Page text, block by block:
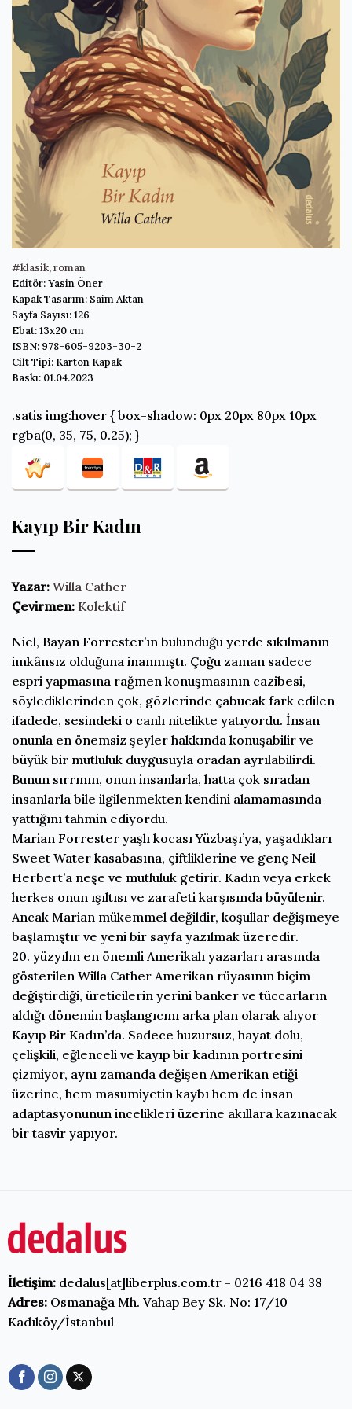
#klasik,roman
Editör: Yasin Öner
Kapak Tasarım: Saim Aktan
Sayfa Sayısı: 126
Ebat: 13x20 cm
ISBN: 978-605-9203-30-2
Cilt Tipi: Karton Kapak
Baskı: 01.04.2023
.satis img:hover { box-shadow: 0px 20px 80px 10px
rgba(0, 35, 75, 0.25); }
Kayıp Bir Kadın
Yazar: Willa Cather
Çevirmen: Kolektif
Niel, Bayan Forrester’ın bulunduğu yerde sıkılmanın
imkânsız olduğuna inanmıştı. Çoğu zaman sadece
espri yapmasına rağmen konuşmasının cazibesi,
söylediklerinden çok, gözlerinde çabucak fark edilen
ifadede, sesindeki o canlı nitelikte yatıyordu. İnsan
onunla en önemsiz şeyler hakkında konuşabilir ve
büyük bir mutluluk duygusuyla oradan ayrılabilirdi.
Bunun sırrının, onun insanlarla, hatta çok sıradan
insanlarla bile ilgilenmekten kendini alamamasında
yattığını tahmin ediyordu.
Marian Forrester yaşlı kocası Yüzbaşı’ya, yaşadıkları
Sweet Water kasabasına, çiftliklerine ve genç Neil
Herbert’a neşe ve mutluluk getirir. Kadın veya erkek
herkes onun ışıltısı ve zarafeti karşısında büyülenir.
Ancak Marian mükemmel değildir, koşullar değişmeye
başlamıştır ve yeni bir sayfa yazılmak üzeredir.
20. yüzyılın en önemli Amerikalı yazarları arasında
gösterilen Willa Cather Amerikan rüyasının biçim
değiştirdiği, üreticilerin yerini banker ve tüccarların
aldığı dönemin başlangıcını arka plan olarak alıyor
Kayıp Bir Kadın’da. Sadece huzursuz, hayat dolu,
çelişkili, eğlenceli ve kayıp bir kadının portresini
çizmiyor, aynı zamanda değişen Amerikan etiği
üzerine, hem masumiyetin kaybı hem de insan
adaptasyonunun incelikleri üzerine akıllara kazınacak
bir tasvir yapıyor.
İletişim:dedalus[at]liberplus.com.tr - 0216 418 04 38
Adres:Osmanağa Mh. Vahap Bey Sk. No: 17/10
Kadıköy/İstanbul